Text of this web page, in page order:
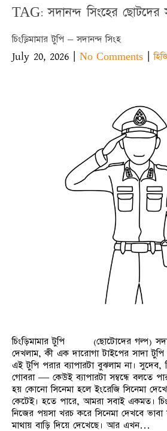
TAG: সদানন্দ সিংহের ছোটদের
চিংড়িমামার টুপি – সদানন্দ সিংহ
July 20, 2026 | No Comments |
চিংড়িমামার টুপি (ছোটোদের গল্প)
দেখলাম, কী এক দারোগা টাইপের সাদা টুপি
এই টুপি পরার ব্যাপারটা বুঝলাম না।
গোবরা — কেউই ব্যাপারটা সম্বন্ধে বলতে
হয় কোনো সিনেমা হলে ইংরেজি সিনেমা
কেটেই। হতে পারে, আমরা সবাই একমত।
নিজের পয়সা খরচ করে সিনেমা দেখবে
মাথায় বাড়ি দিয়ে দেখেছে। আর এখন…